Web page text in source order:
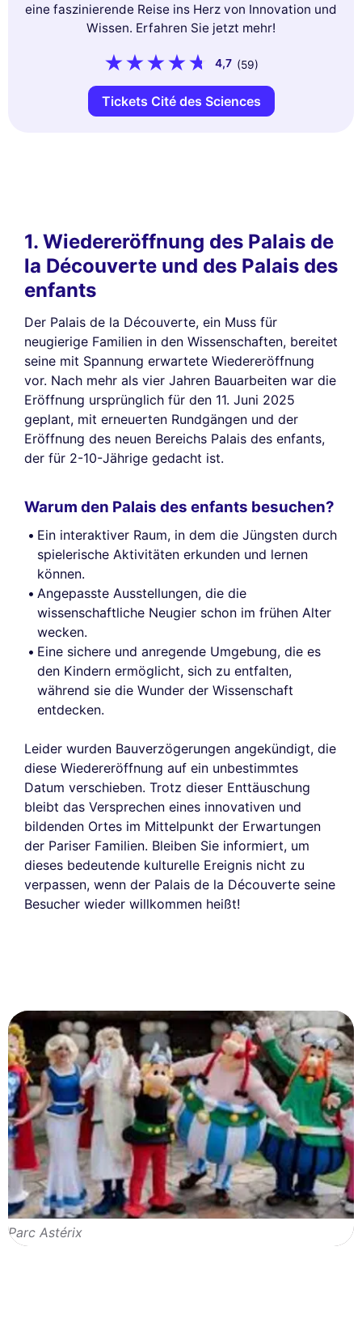
eine faszinierende Reise ins Herz von Innovation und
Wissen. Erfahren Sie jetzt mehr!
4,7 (59)
Tickets Cité des Sciences
1. Wiedereröffnung des Palais de
la Découverte und des Palais des
enfants
Der Palais de la Découverte, ein Muss für
neugierige Familien in den Wissenschaften, bereitet
seine mit Spannung erwartete Wiedereröffnung
vor. Nach mehr als vier Jahren Bauarbeiten war die
Eröffnung ursprünglich für den 11. Juni 2025
geplant, mit erneuerten Rundgängen und der
Eröffnung des neuen Bereichs Palais des enfants,
der für 2-10-Jährige gedacht ist.
Warum den Palais des enfants besuchen?
Ein interaktiver Raum, in dem die Jüngsten durch
spielerische Aktivitäten erkunden und lernen
können.
Angepasste Ausstellungen, die die
wissenschaftliche Neugier schon im frühen Alter
wecken.
Eine sichere und anregende Umgebung, die es
den Kindern ermöglicht, sich zu entfalten,
während sie die Wunder der Wissenschaft
entdecken.
Leider wurden Bauverzögerungen angekündigt, die
diese Wiedereröffnung auf ein unbestimmtes
Datum verschieben. Trotz dieser Enttäuschung
bleibt das Versprechen eines innovativen und
bildenden Ortes im Mittelpunkt der Erwartungen
der Pariser Familien. Bleiben Sie informiert, um
dieses bedeutende kulturelle Ereignis nicht zu
verpassen, wenn der Palais de la Découverte seine
Besucher wieder willkommen heißt!
Parc Astérix